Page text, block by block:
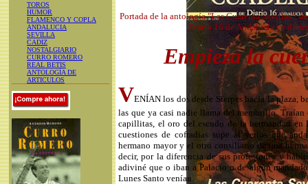
TOROS
HUMOR
FLAMENCO Y COPLA
ANDALUCIA
SEVILLA
CADIZ
NOSTALGIARIO
CURRO ROMERO
REAL BETIS
ANTOLOGÍA DE
ARTICULOS
Portada de la antología "Las Cuarenta Sevillas",
Diario 16 de Andalucía en
Empieza la
VENÍAN los dos desde Sierpes hacia la plaza,
las que ya casi nadie llama del membrillo.
capillitas, el oro del escudo de la hermandad
cuestiones de cofradías supe al verlos que
hermano mayor y el otro consiliario de una
decir, por la diferencia de sus profesiones y
adiviné que o iban a Palacio o de algún
Lunes Santo venían.